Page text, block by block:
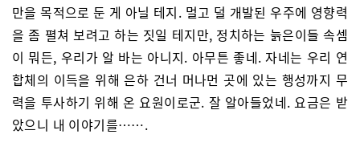
만을 목적으로 둔 게 아닐 테지. 멀고 덜 개발된 우주에 영향력
을 좀 펼쳐 보려고 하는 짓일 테지만, 정치하는 늙은이들 속셈
이 뭐든, 우리가 알 바는 아니지. 아무튼 좋네. 자네는 우리 연
합체의 이득을 위해 은하 건너 머나먼 곳에 있는 행성까지 무
력을 투사하기 위해 온 요원이로군. 잘 알아들었네. 요금은 받
았으니 내 이야기를…….